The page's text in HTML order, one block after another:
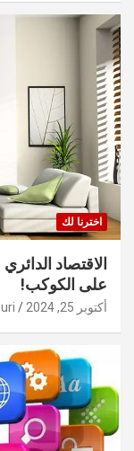
اخترنا لك
الاقتصاد
على الكوكب!
أكتوبر 25, 2024